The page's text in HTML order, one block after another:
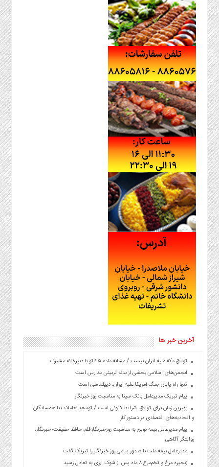
آخرین خبر ها
توافق مکه علیه ایران نیست / مشابه ماده ۵ ناتو با دبیرخانه مشترک
انجمن‌های اسلامی بخشی از بدنه تربیتی مدارس است
تنها راه پایان جنگ آمریکا علیه ایران، دیپلماسی است
پیام تبریک مدیرعامل بانک سینا به مناسبت روز خبرنگار
بهترین زمان برای توافق، شرایط کنونی است / توسعه تعاملات با همسایگان
و اتحادیه‌های اقتصادی در دستور کار
پیام مدیرعامل بیمه نوین به مناسبت روزخبرنگار:قلم، حافظ حقیقت؛ خبرنگار،
روایتگر آگاهی
مدیرعامل بیمه ملت با صدور پیامی روز خبرنگار را تبریک گفت
زنجیره مرغ و تخم‌مرغ ۸ ماه پس از شوک ارزی به تعادل رسید